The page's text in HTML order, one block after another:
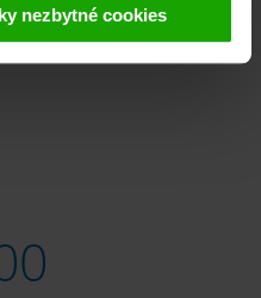
a případné pozdější
nezbytné cookies